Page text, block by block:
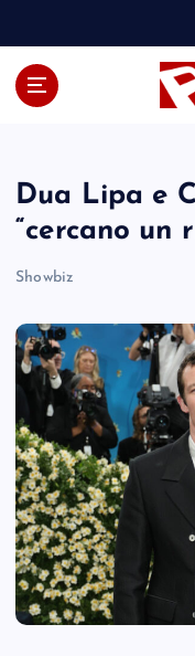
Dua Lipa e
“cercano un
Showbiz